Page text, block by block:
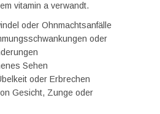
vitamin a verwandt.
oder Ohnmachtsanfälle
oder
Sehen
oder Erbrechen
Gesicht, Zunge oder